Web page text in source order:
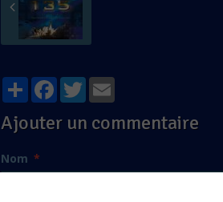
PartagerFacebook
TwitterEmail
Ajouter un commentaire
Nom